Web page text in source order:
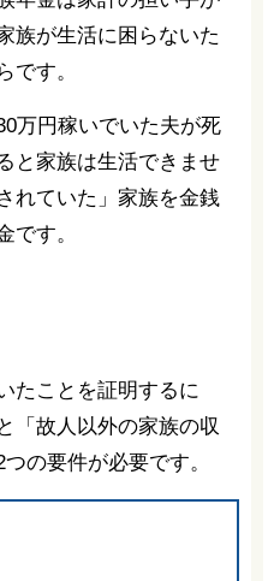
族が生活に困らないた
です。
万円稼いでいた夫が死
と家族は生活できませ
れていた」家族を金銭
です。
たことを証明するに
「故人以外の家族の収
の要件が必要です。